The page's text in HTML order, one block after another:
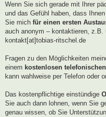
Wenn Sie sich gerade mit Ihrer
und das Gefühl haben, dass
Sie mich für einen ersten
auch anonym – kontaktieren, z.B.
kontakt[at]tobias-ritschel.de
Fragen zu den Möglichkeiten
einem kostenlosen
kann wahlweise per Telefon oder
Das kostenpflichtige einstündige
Sie auch dann lohnen, wenn Sie
genau wissen, ob Sie